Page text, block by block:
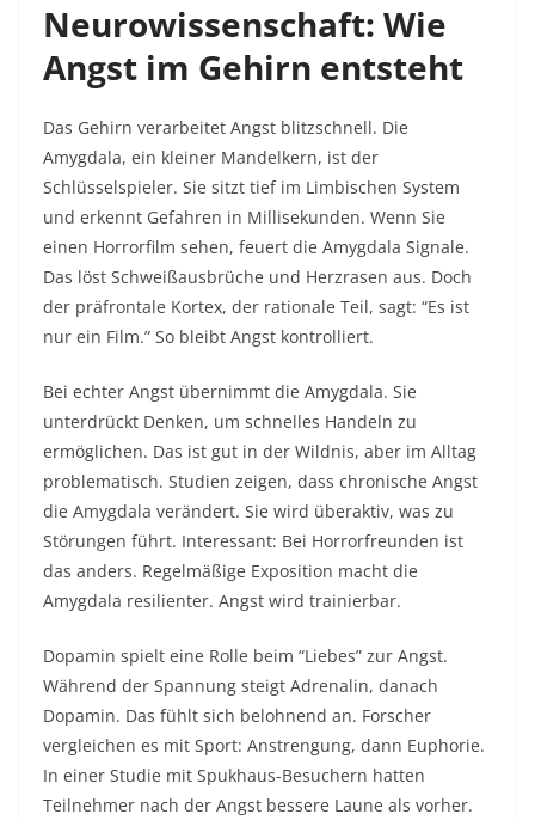
Neurowissenschaft: Wie
Angst im Gehirn entsteht
Das Gehirn verarbeitet Angst blitzschnell. Die
Amygdala, ein kleiner Mandelkern, ist der
Schlüsselspieler. Sie sitzt tief im Limbischen System
und erkennt Gefahren in Millisekunden. Wenn Sie
einen Horrorfilm sehen, feuert die Amygdala Signale.
Das löst Schweißausbrüche und Herzrasen aus. Doch
der präfrontale Kortex, der rationale Teil, sagt: “Es ist
nur ein Film.” So bleibt Angst kontrolliert.​
Bei echter Angst übernimmt die Amygdala. Sie
unterdrückt Denken, um schnelles Handeln zu
ermöglichen. Das ist gut in der Wildnis, aber im Alltag
problematisch. Studien zeigen, dass chronische Angst
die Amygdala verändert. Sie wird überaktiv, was zu
Störungen führt. Interessant: Bei Horrorfreunden ist
das anders. Regelmäßige Exposition macht die
Amygdala resilienter. Angst wird trainierbar.​
Dopamin spielt eine Rolle beim “Liebes” zur Angst.
Während der Spannung steigt Adrenalin, danach
Dopamin. Das fühlt sich belohnend an. Forscher
vergleichen es mit Sport: Anstrengung, dann Euphorie.
In einer Studie mit Spukhaus-Besuchern hatten
Teilnehmer nach der Angst bessere Laune als vorher.